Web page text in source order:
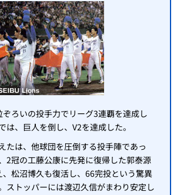
ろいの投手力でリーグ3連覇を達成し
は、巨人を倒し、V2を達成した。
たは、他球団を圧倒する投手陣であっ
2冠の工藤公康に先発に復帰した郭泰源
松沼博久も復活し、66完投という驚異
ストッパーには渡辺久信がまわり安定し